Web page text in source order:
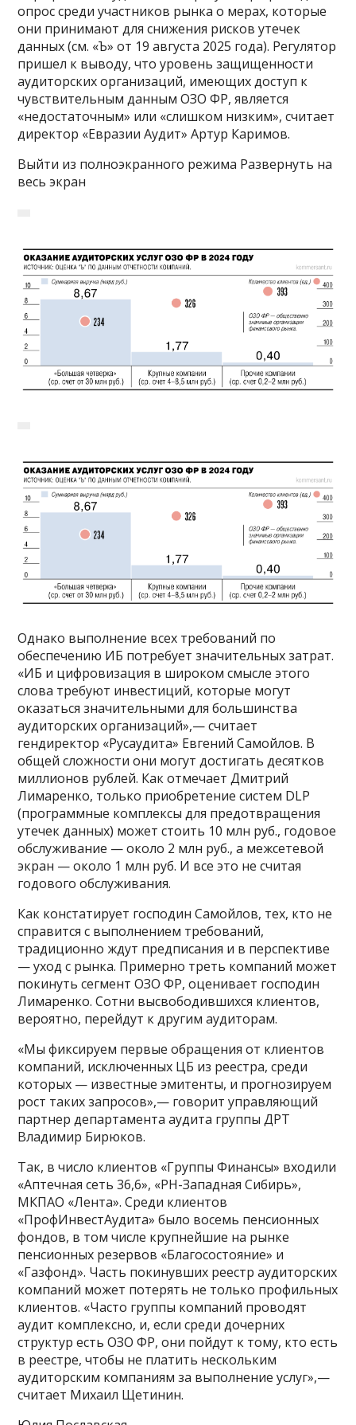
опрос среди участников рынка о мерах, которые
они принимают для снижения рисков утечек
данных (см. «Ъ» от 19 августа 2025 года). Регулятор
пришел к выводу, что уровень защищенности
аудиторских организаций, имеющих доступ к
чувствительным данным ОЗО ФР, является
«недостаточным» или «слишком низким», считает
директор «Евразии Аудит» Артур Каримов.
Выйти из полноэкранного режима Развернуть на
весь экран
Однако выполнение всех требований по
обеспечению ИБ потребует значительных затрат.
«ИБ и цифровизация в широком смысле этого
слова требуют инвестиций, которые могут
оказаться значительными для большинства
аудиторских организаций»,— считает
гендиректор «Русаудита» Евгений Самойлов. В
общей сложности они могут достигать десятков
миллионов рублей. Как отмечает Дмитрий
Лимаренко, только приобретение систем DLP
(программные комплексы для предотвращения
утечек данных) может стоить 10 млн руб., годовое
обслуживание — около 2 млн руб., а межсетевой
экран — около 1 млн руб. И все это не считая
годового обслуживания.
Как констатирует господин Самойлов, тех, кто не
справится с выполнением требований,
традиционно ждут предписания и в перспективе
— уход с рынка. Примерно треть компаний может
покинуть сегмент ОЗО ФР, оценивает господин
Лимаренко. Сотни высвободившихся клиентов,
вероятно, перейдут к другим аудиторам.
«Мы фиксируем первые обращения от клиентов
компаний, исключенных ЦБ из реестра, среди
которых — известные эмитенты, и прогнозируем
рост таких запросов»,— говорит управляющий
партнер департамента аудита группы ДРТ
Владимир Бирюков.
Так, в число клиентов «Группы Финансы» входили
«Аптечная сеть 36,6», «РН-Западная Сибирь»,
МКПАО «Лента». Среди клиентов
«ПрофИнвестАудита» было восемь пенсионных
фондов, в том числе крупнейшие на рынке
пенсионных резервов «Благосостояние» и
«Газфонд». Часть покинувших реестр аудиторских
компаний может потерять не только профильных
клиентов. «Часто группы компаний проводят
аудит комплексно, и, если среди дочерних
структур есть ОЗО ФР, они пойдут к тому, кто есть
в реестре, чтобы не платить нескольким
аудиторским компаниям за выполнение услуг»,—
считает Михаил Щетинин.